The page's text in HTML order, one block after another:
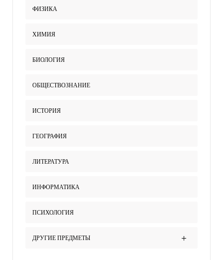
ФИЗИКА
ХИМИЯ
БИОЛОГИЯ
ОБЩЕСТВОЗНАНИЕ
ИСТОРИЯ
ГЕОГРАФИЯ
ЛИТЕРАТУРА
ИНФОРМАТИКА
ПСИХОЛОГИЯ
ДРУГИЕ ПРЕДМЕТЫ